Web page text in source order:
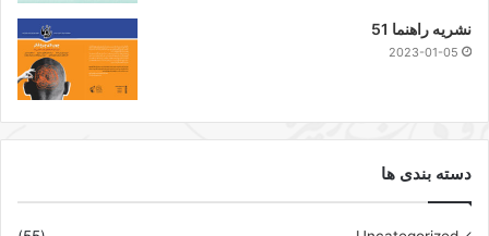
نشریه راهنما 51
2023-01-05
دسته بندی ها